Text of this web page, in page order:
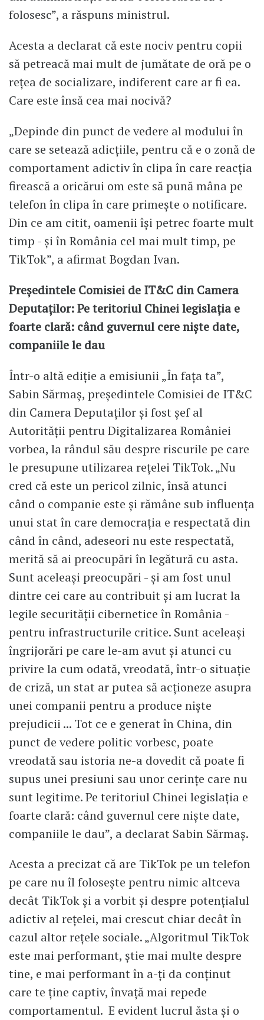
folosesc”, a răspuns ministrul.
Acesta a declarat că este nociv pentru copii
să petreacă mai mult de jumătate de oră pe o
rețea de socializare, indiferent care ar fi ea.
Care este însă cea mai nocivă?
„Depinde din punct de vedere al modului în
care se setează adicțiile, pentru că e o zonă de
comportament adictiv în clipa în care reacția
firească a oricărui om este să pună mâna pe
telefon în clipa în care primește o notificare.
Din ce am citit, oamenii își petrec foarte mult
timp - și în România cel mai mult timp, pe
TikTok”, a afirmat Bogdan Ivan.
Președintele Comisiei de IT&C din Camera
Deputaților: Pe teritoriul Chinei legislația e
foarte clară: când guvernul cere niște date,
companiile le dau
Într-o altă ediție a emisiunii „În fața ta”,
Sabin Sărmaș, președintele Comisiei de IT&C
din Camera Deputaților și fost șef al
Autorității pentru Digitalizarea României
vorbea, la rândul său despre riscurile pe care
le presupune utilizarea rețelei TikTok. „Nu
cred că este un pericol zilnic, însă atunci
când o companie este și rămâne sub influența
unui stat în care democrația e respectată din
când în când, adeseori nu este respectată,
merită să ai preocupări în legătură cu asta.
Sunt aceleași preocupări - și am fost unul
dintre cei care au contribuit și am lucrat la
legile securității cibernetice în România -
pentru infrastructurile critice. Sunt aceleași
îngrijorări pe care le-am avut și atunci cu
privire la cum odată, vreodată, într-o situație
de criză, un stat ar putea să acționeze asupra
unei companii pentru a produce niște
prejudicii ... Tot ce e generat în China, din
punct de vedere politic vorbesc, poate
vreodată sau istoria ne-a dovedit că poate fi
supus unei presiuni sau unor cerințe care nu
sunt legitime. Pe teritoriul Chinei legislația e
foarte clară: când guvernul cere niște date,
companiile le dau”, a declarat Sabin Sărmaș.
Acesta a precizat că are TikTok pe un telefon
pe care nu îl folosește pentru nimic altceva
decât TikTok și a vorbit și despre potențialul
adictiv al rețelei, mai crescut chiar decât în
cazul altor rețele sociale. „Algoritmul TikTok
este mai performant, știe mai multe despre
tine, e mai performant în a-ți da conținut
care te ține captiv, învață mai repede
comportamentul. E evident lucrul ăsta și o